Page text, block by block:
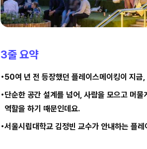
3줄 요약
50여 년 전 등장했던 플레이스메이킹이 지금
단순한 공간 설계를 넘어, 사람을 모으고 머
역할을 하기 때문인데요.
서울시립대학교 김정빈 교수가 안내하는 플